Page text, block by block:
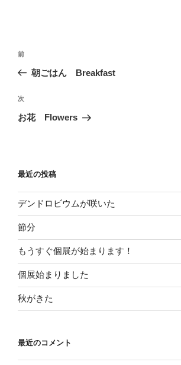
投
ナ
ビ
ゲ
ン
過
去
投
稿
前
朝ごはん Breakfast
次
の
次
お花 Flowers
最近の投稿
デンドロビウムが咲いた
節分
もうすぐ個展が始まります！
個展始まりました
秋がきた
最近のコメント